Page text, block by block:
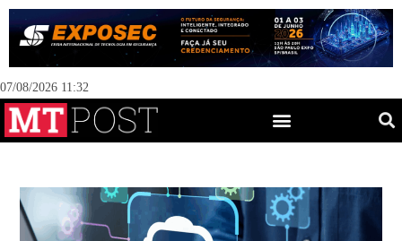
07/08/2026 11:32